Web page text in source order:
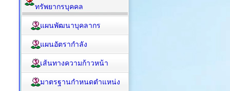
ทรัพยากรบุคคล
แผนพัฒนาบุคลากร
แผนอัตรากำลัง
เส้นทางความก้าวหน้า
มาตรฐานกำหนดตำแหน่ง